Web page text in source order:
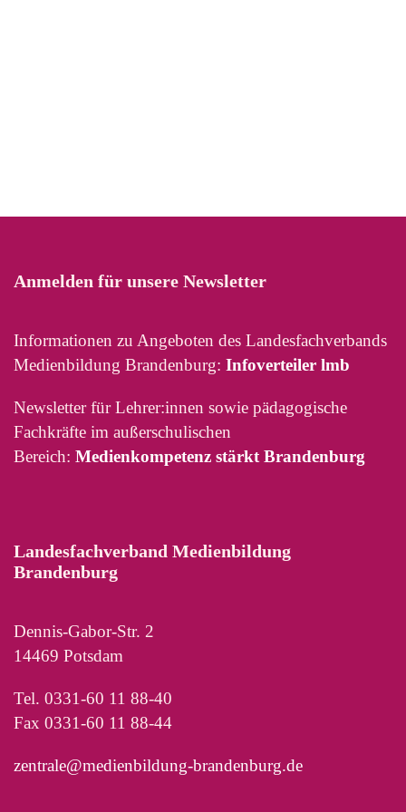
Anmelden für unsere Newsletter
Informationen zu Angeboten des Landesfachverbands
Medienbildung Brandenburg: Infoverteiler lmb
Newsletter für Lehrer:innen sowie pädagogische
Fachkräfte im außerschulischen
Bereich: Medienkompetenz stärkt Brandenburg
Landesfachverband Medienbildung
Brandenburg
Dennis-Gabor-Str. 2
14469 Potsdam
Tel. 0331-60 11 88-40
Fax 0331-60 11 88-44
zentrale@medienbildung-brandenburg.de